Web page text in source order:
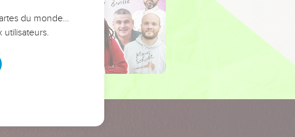
du monde…